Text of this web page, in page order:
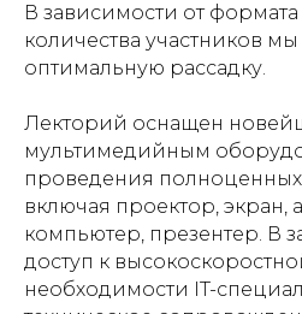
В зависимости от
количества участников
оптимальную рассадку.
Лекторий оснащен
мультимедийным
проведения
включая проектор, экран,
компьютер, презентер. В
доступ к
необходимости IT-